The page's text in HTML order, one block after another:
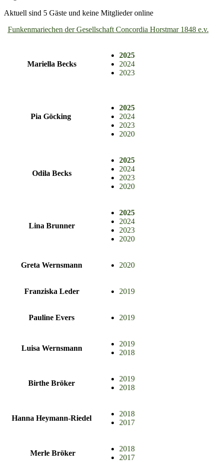
Aktuell sind 5 Gäste und keine Mitglieder online
Funkenmariechen der Gesellschaft Concordia Horstmar 1848 e.v.
Mariella Becks
2025
2024
2023
Pia Göcking
2025
2024
2023
2020
Odila Becks
2025
2024
2023
2020
Lina Brunner
2025
2024
2023
2020
Greta Wernsmann 2020
Franziska Leder 2019
Pauline Evers 2019
Luisa Wernsmann
2019
2018
Birthe Bröker
2019
2018
Hanna Heymann-Riedel
2018
2017
Merle Bröker
2018
2017